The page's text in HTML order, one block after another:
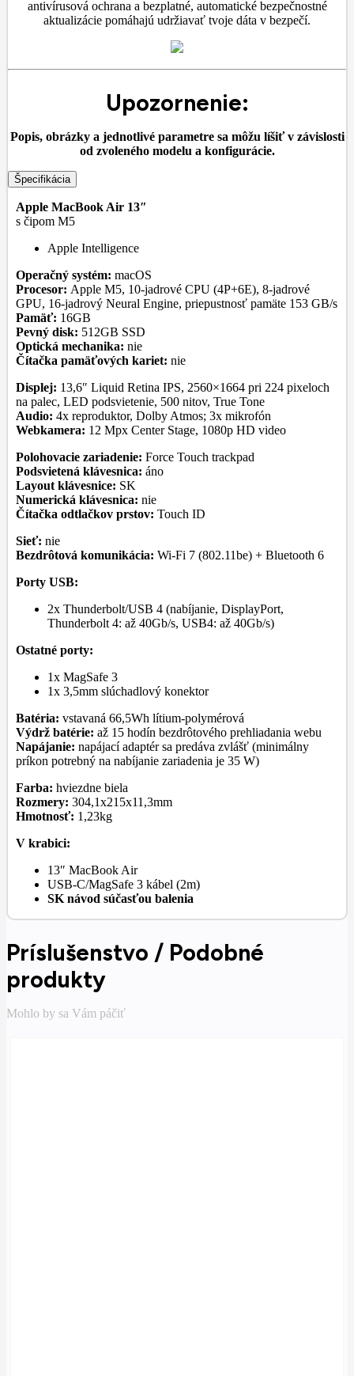
antivírusová ochrana a bezplatné, automatické bezpečnostné
aktualizácie pomáhajú udržiavať tvoje dáta v bezpečí.
Upozornenie:
Popis, obrázky a jednotlivé parametre sa môžu líšiť v závislosti
od zvoleného modelu a konfigurácie.
Špecifikácia
Apple MacBook Air 13″
s čipom M5
Apple Intelligence
Operačný systém: macOS
Procesor: Apple M5, 10-jadrové CPU (4P+6E), 8-jadrové
GPU, 16-jadrový Neural Engine, priepustnosť pamäte 153 GB/s
Pamäť: 16GB
Pevný disk: 512GB SSD
Optická mechanika: nie
Čítačka pamäťových kariet: nie
Displej: 13,6″ Liquid Retina IPS, 2560×1664 pri 224 pixeloch
na palec, LED podsvietenie, 500 nitov, True Tone
Audio: 4x reproduktor, Dolby Atmos; 3x mikrofón
Webkamera: 12 Mpx Center Stage, 1080p HD video
Polohovacie zariadenie: Force Touch trackpad
Podsvietená klávesnica: áno
Layout klávesnice: SK
Numerická klávesnica: nie
Čítačka odtlačkov prstov: Touch ID
Sieť: nie
Bezdrôtová komunikácia: Wi-Fi 7 (802.11be) + Bluetooth 6
Porty USB:
2x Thunderbolt/USB 4 (nabíjanie, DisplayPort,
Thunderbolt 4: až 40Gb/s, USB4: až 40Gb/s)
Ostatné porty:
1x MagSafe 3
1x 3,5mm slúchadlový konektor
Batéria: vstavaná 66,5Wh lítium-polymérová
Výdrž batérie: až 15 hodín bezdrôtového prehliadania webu
Napájanie: napájací adaptér sa predáva zvlášť (minimálny
príkon potrebný na nabíjanie zariadenia je 35 W)
Farba: hviezdne biela
Rozmery: 304,1x215x11,3mm
Hmotnosť: 1,23kg
V krabici:
13″ MacBook Air
USB-C/MagSafe 3 kábel (2m)
SK návod súčasťou balenia
Príslušenstvo / Podobné
produkty
Mohlo by sa Vám páčiť